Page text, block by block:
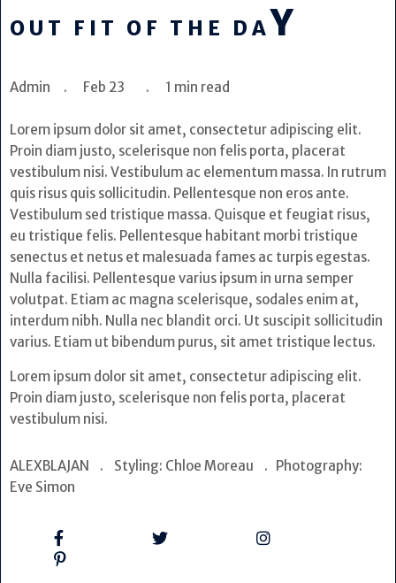
OUT FIT OF THE DAY
Admin . Feb 23 . 1 min read
Lorem ipsum dolor sit amet, consectetur adipiscing elit.
Proin diam justo, scelerisque non felis porta, placerat
vestibulum nisi. Vestibulum ac elementum massa. In rutrum
quis risus quis sollicitudin. Pellentesque non eros ante.
Vestibulum sed tristique massa. Quisque et feugiat risus,
eu tristique felis. Pellentesque habitant morbi tristique
senectus et netus et malesuada fames ac turpis egestas.
Nulla facilisi. Pellentesque varius ipsum in urna semper
volutpat. Etiam ac magna scelerisque, sodales enim at,
interdum nibh. Nulla nec blandit orci. Ut suscipit sollicitudin
varius. Etiam ut bibendum purus, sit amet tristique lectus.
Lorem ipsum dolor sit amet, consectetur adipiscing elit.
Proin diam justo, scelerisque non felis porta, placerat
vestibulum nisi.
ALEXBLAJAN . Styling: Chloe Moreau . Photography:
Eve Simon